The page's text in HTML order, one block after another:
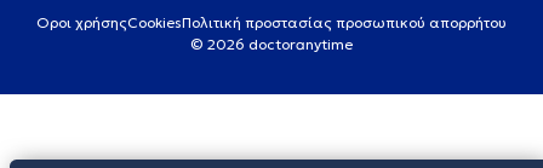
Οροι χρήσηςCookiesΠολιτική προστασίας προσωπικού απορρήτου
© 2026 doctoranytime